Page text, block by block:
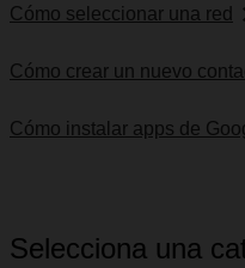
Cómo seleccionar una red
Cómo crear un nuevo
Cómo instalar apps de
Selecciona una